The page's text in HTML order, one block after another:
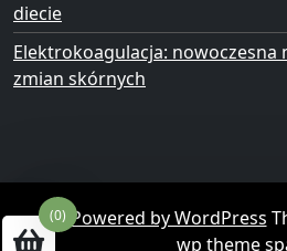
diecie
Elektrokoagulacja: nowoczesna
zmian skórnych
Powered by WordPress
wp theme
(0)